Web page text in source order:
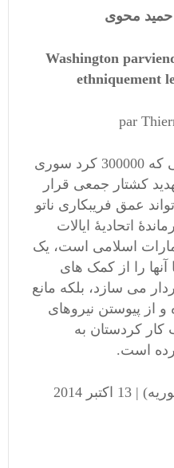
محوی
Washington
ethniquement
par
در کوبانی و در منطقه، جائی که 300000 کرد سوری
کشتار جمعی قرار
عمق فریبکاری ناتو
اتحادیۀ ایالات
اسلامی است، یک
آنها را از کمک های
می سازد، بلکه مانع
از پیوستن نیروهای
کردستان به
است.
2014